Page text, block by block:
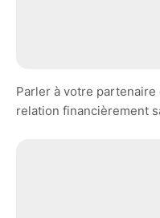
Parler à votre partenaire
relation financièrement